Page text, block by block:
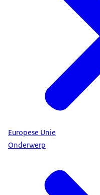
Europese Unie
Onderwerp